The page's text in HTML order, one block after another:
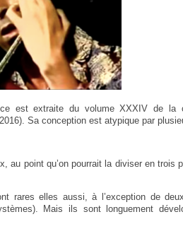
est extraite du volume XXXIV de la
Sa conception est atypique par
au point qu’on pourrait la diviser en trois
rares elles aussi, à l’exception de
Mais ils sont longuement